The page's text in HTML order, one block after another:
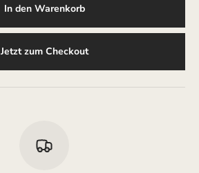
In den Warenkorb
Jetzt zum Checkout